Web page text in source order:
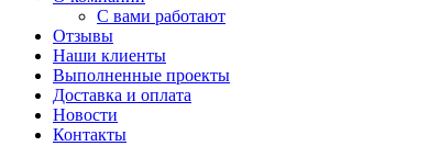
С вами работают
Отзывы
Наши клиенты
Выполненные проекты
Доставка и оплата
Новости
Контакты